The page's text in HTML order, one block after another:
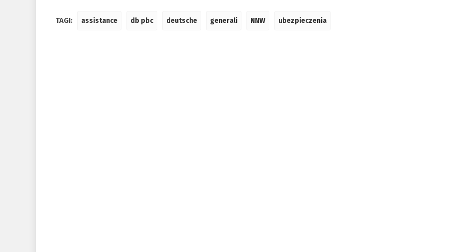
TAGI: assistance db pbc deutsche generali NNW ubezpieczenia